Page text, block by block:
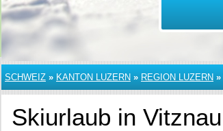
SCHWEIZ » KANTON LUZERN » REGION LUZERN »
Skiurlaub in Vitznau